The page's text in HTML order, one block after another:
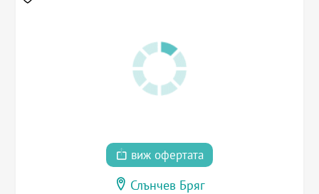
виж офертата
Слънчев Бряг